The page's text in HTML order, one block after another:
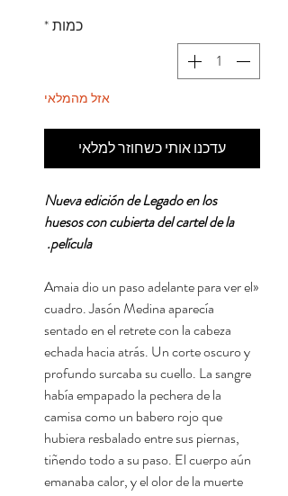
כמות*
אזל מהמלאי
עדכנו אותי כשחוזר למלאי
Nueva edición de Legado en los
huesos con cubierta del cartel de la
película.
«Amaia dio un paso adelante para ver el
cuadro. Jasón Medina aparecía
sentado en el retrete con la cabeza
echada hacia atrás. Un corte oscuro y
profundo surcaba su cuello. La sangre
había empapado la pechera de la
camisa como un babero rojo que
hubiera resbalado entre sus piernas,
tiñendo todo a su paso. El cuerpo aún
emanaba calor, y el olor de la muerte